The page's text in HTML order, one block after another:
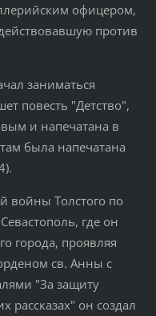
офицером,
против
заниматься
повесть "Детство",
и напечатана в
была напечатана
войны Толстого по
где он
города, проявляя
св. Анны с
"За защиту
рассказах" он создал